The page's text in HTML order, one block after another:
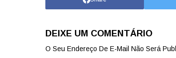
DEIXE UM COMENTÁRIO
O Seu Endereço De E-Mail Não Será